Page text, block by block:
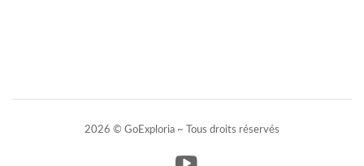
2026 © GoExploria ~ Tous droits réservés